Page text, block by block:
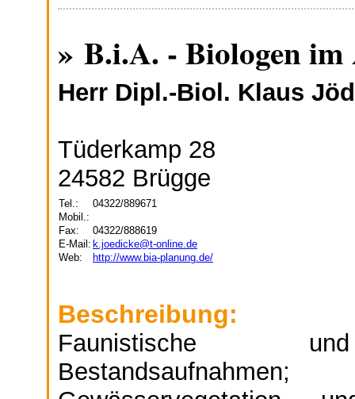
» B.i.A. - Biologen
Herr Dipl.-Biol. Klaus
Tüderkamp 28
24582 Brügge
Tel.:
04322/889671
Mobil.:
Fax:
04322/888619
E-Mail: k.joedicke@t-online.de
Web:
http://www.bia-planung.de/
Beschreibung:
Faunistische und